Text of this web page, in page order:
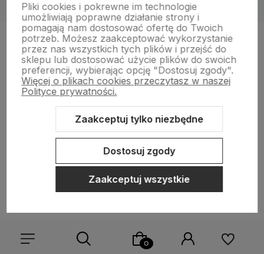
30 dni na zwrot
lub wymianę
wymień, jeśli coś
nie pasuje
Szybka
Pliki cookies i pokrewne im technologie
umożliwiają poprawne działanie strony i
pomagają nam dostosować ofertę do Twoich
potrzeb. Możesz zaakceptować wykorzystanie
przez nas wszystkich tych plików i przejść do
sklepu lub dostosować użycie plików do swoich
preferencji, wybierając opcję "Dostosuj zgody".
Więcej o plikach cookies przeczytasz w naszej
Polityce prywatności.
Zaakceptuj tylko niezbędne
Dostosuj zgody
Zaakceptuj wszystkie